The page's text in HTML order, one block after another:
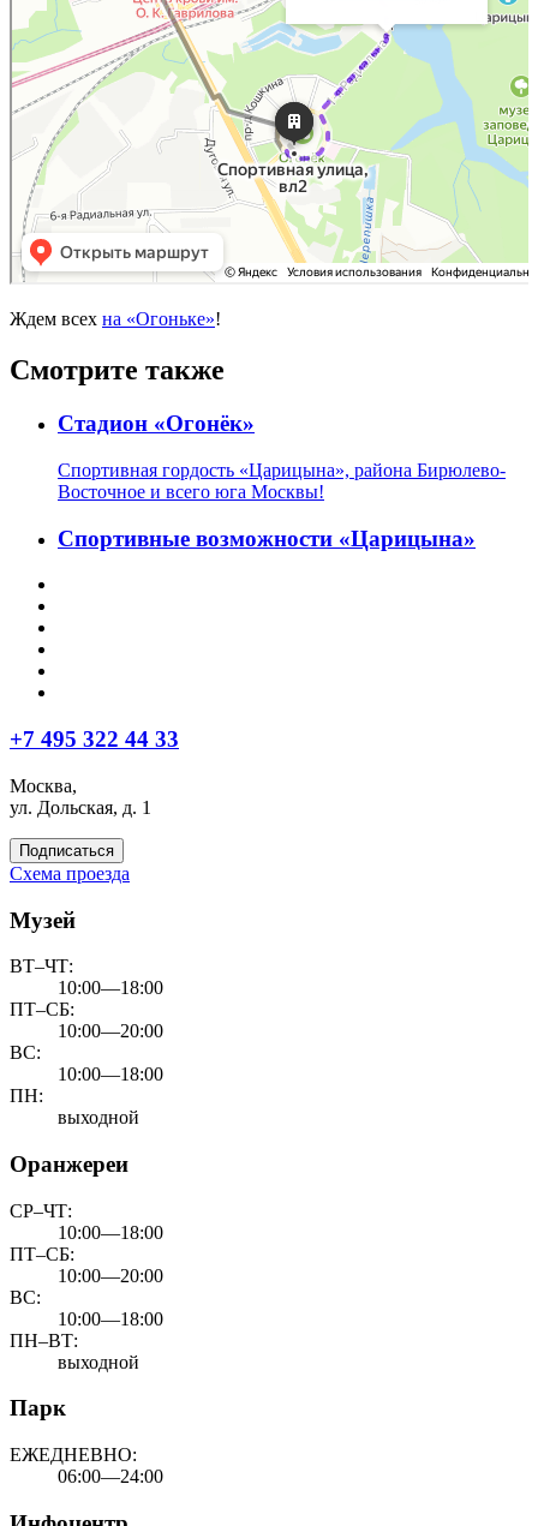
Ждем всех на «Огоньке»!
Смотрите также
Стадион «Огонёк»
Спортивная гордость «Царицына», района Бирюлево-
Восточное и всего юга Москвы!
Спортивные возможности «Царицына»
+7 495 322 44 33
Москва,
ул. Дольская, д. 1
Подписаться
Схема проезда
Музей
ВТ–ЧТ:
10:00—18:00
ПТ–СБ:
10:00—20:00
ВС:
10:00—18:00
ПН:
выходной
Оранжереи
СР–ЧТ:
10:00—18:00
ПТ–СБ:
10:00—20:00
ВС:
10:00—18:00
ПН–ВТ:
выходной
Парк
ЕЖЕДНЕВНО:
06:00—24:00